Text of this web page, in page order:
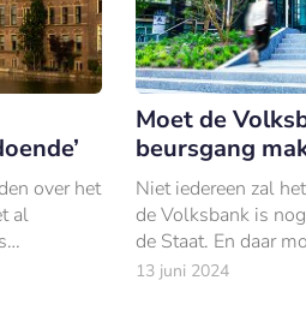
over het
al
Moet de
beursgang
Niet iedereen zal
de Volksbank is
de Staat. En daar
komen.
13 juni 2024